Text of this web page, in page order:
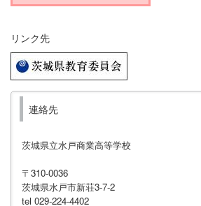
リンク先
連絡先
茨城県立水戸商業高等学校
〒310-0036
茨城県水戸市新荘3-7-2
tel 029-224-4402